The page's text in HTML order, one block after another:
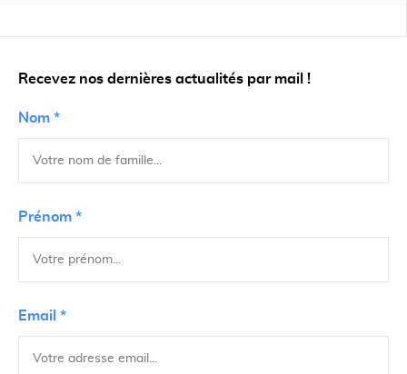
Recevez nos dernières actualités par mail !
Nom *
Prénom *
Email *